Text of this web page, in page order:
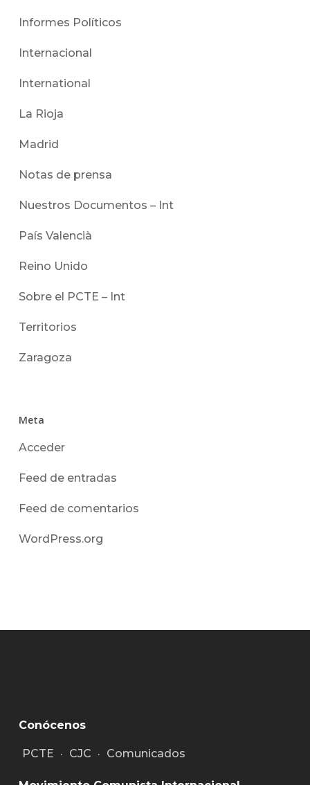
Informes Políticos
Internacional
International
La Rioja
Madrid
Notas de prensa
Nuestros Documentos – Int
País Valencià
Reino Unido
Sobre el PCTE – Int
Territorios
Zaragoza
Meta
Acceder
Feed de entradas
Feed de comentarios
WordPress.org
Conócenos
PCTE · CJC · Comunicados